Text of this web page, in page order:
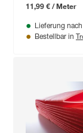
11,99 € / Meter
Lieferung
Bestellbar in